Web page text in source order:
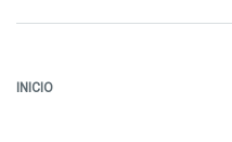
INICIO